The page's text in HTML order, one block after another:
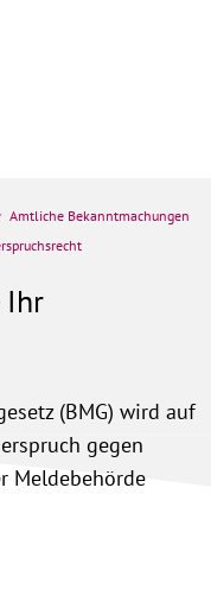
Amtliche Bekanntmachungen
Ihr
(BMG) wird auf
gegen
Meldebehörde